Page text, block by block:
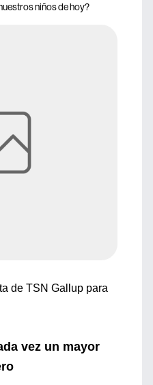
niños de hoy?
de TSN Gallup para
vez un mayor